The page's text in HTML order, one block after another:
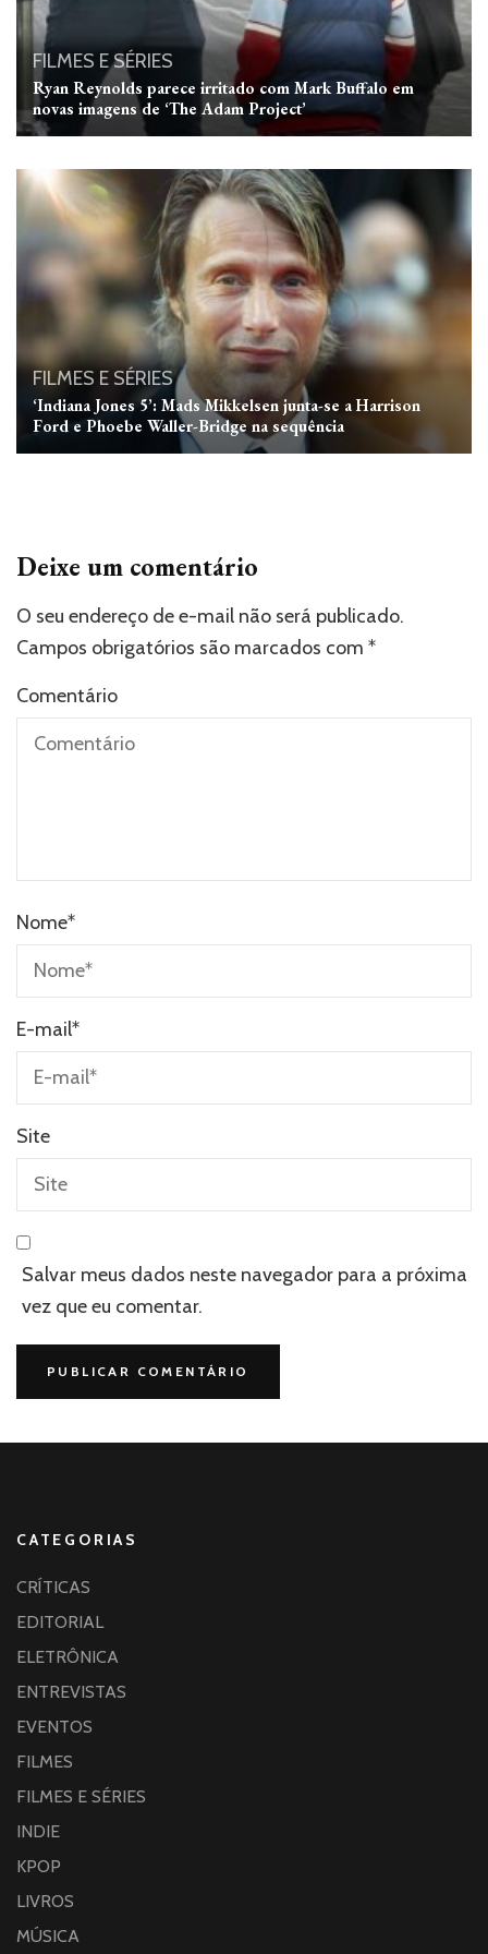
FILMES E SÉRIES
Ryan Reynolds parece irritado com Mark Buffalo em
novas imagens de ‘The Adam Project’
FILMES E SÉRIES
‘Indiana Jones 5’: Mads Mikkelsen junta-se a Harrison
Ford e Phoebe Waller-Bridge na sequência
Deixe um comentário
O seu endereço de e-mail não será publicado.
Campos obrigatórios são marcados com *
Comentário
Nome*
E-mail*
Site
Salvar meus dados neste navegador para a próxima
vez que eu comentar.
CATEGORIAS
CRÍTICAS
EDITORIAL
ELETRÔNICA
ENTREVISTAS
EVENTOS
FILMES
FILMES E SÉRIES
INDIE
KPOP
LIVROS
MÚSICA